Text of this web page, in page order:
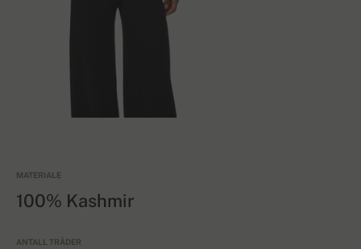
MATERIALE
100% Kashmir
ANTALL TRÅDER